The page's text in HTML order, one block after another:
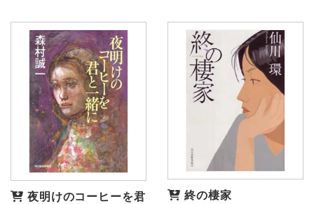
夜明けのコーヒーを君
終の棲家